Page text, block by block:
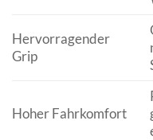
Hervorragender
Grip
Hoher Fahrkomfort